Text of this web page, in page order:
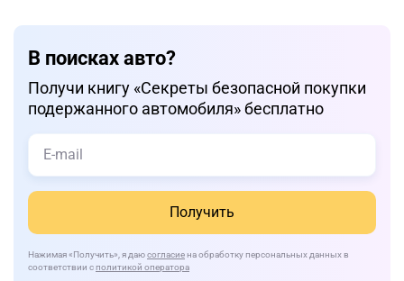
В поисках авто?
Получи книгу «Cекреты безопасной покупки
подержанного автомобиля» бесплатно
Получить
Нажимая «Получить» , я даюсогласиена обработку персональных данных в
соответствии сполитикой оператора